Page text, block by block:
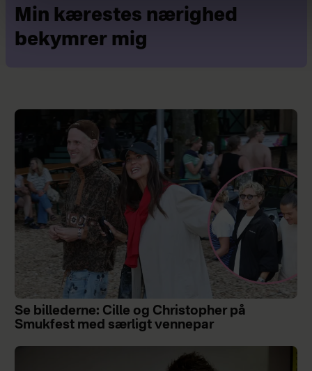
Min kærestes nærighed
bekymrer mig
Se billederne: Cille og Christopher på
Smukfest med særligt vennepar